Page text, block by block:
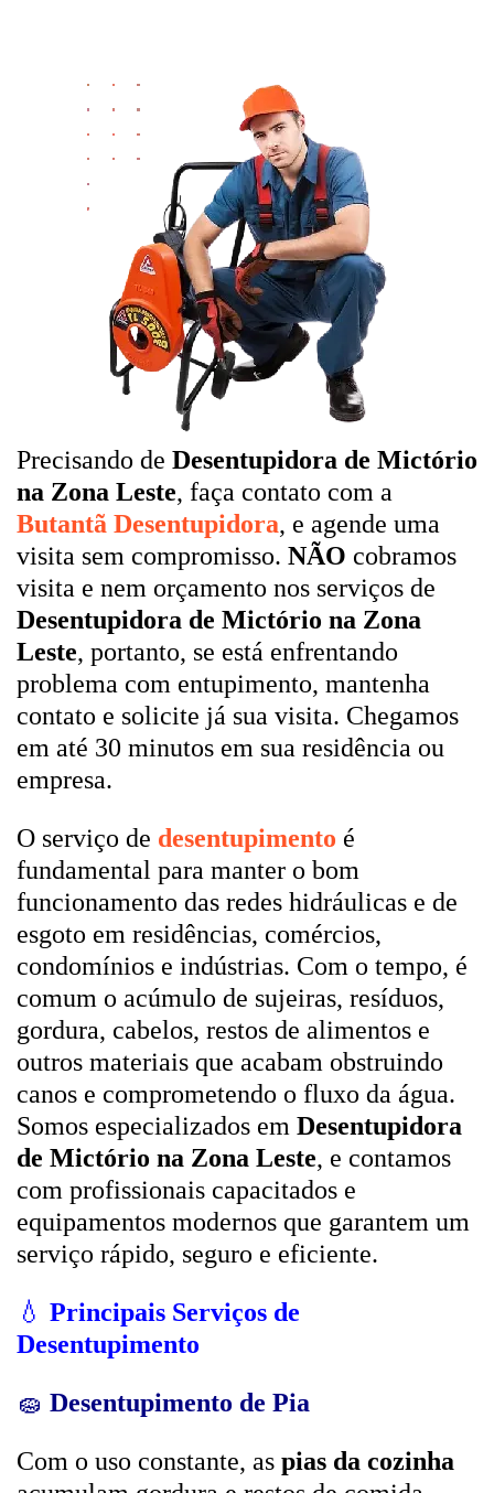
Precisando de Desentupidora de Mictório
na Zona Leste, faça contato com a
Butantã Desentupidora, e agende uma
visita sem compromisso. NÃO cobramos
visita e nem orçamento nos serviços de
Desentupidora de Mictório na Zona
Leste, portanto, se está enfrentando
problema com entupimento, mantenha
contato e solicite já sua visita. Chegamos
em até 30 minutos em sua residência ou
empresa.
O serviço de desentupimento é
fundamental para manter o bom
funcionamento das redes hidráulicas e de
esgoto em residências, comércios,
condomínios e indústrias. Com o tempo, é
comum o acúmulo de sujeiras, resíduos,
gordura, cabelos, restos de alimentos e
outros materiais que acabam obstruindo
canos e comprometendo o fluxo da água.
Somos especializados em Desentupidora
de Mictório na Zona Leste, e contamos
com profissionais capacitados e
equipamentos modernos que garantem um
serviço rápido, seguro e eficiente.
💧 Principais Serviços de
Desentupimento
🧽 Desentupimento de Pia
Com o uso constante, as pias da cozinha